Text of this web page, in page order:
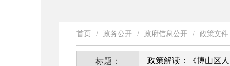
首页 / 政务公开 / 政府信息公开 / 政策文件
标题： 政策解读：《博山区